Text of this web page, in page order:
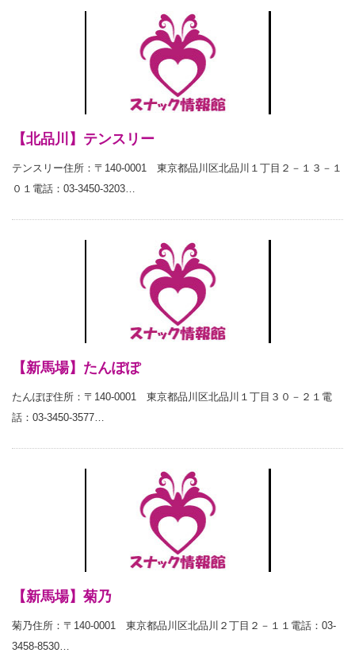
【北品川】テンスリー
テンスリー住所：〒140-0001 東京都品川区北品川１丁目２－１３－１
０１電話：03-3450-3203…
【新馬場】たんぽぽ
たんぽぽ住所：〒140-0001 東京都品川区北品川１丁目３０－２１電
話：03-3450-3577…
【新馬場】菊乃
菊乃住所：〒140-0001 東京都品川区北品川２丁目２－１１電話：03-
3458-8530…